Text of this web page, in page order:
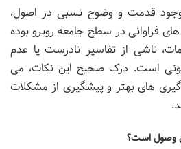
وجود قدمت و وضوح نسبی در اصول،
فراوانی در سطح جامعه روبرو بوده
ناشی از تفاسیر نادرست یا عدم
است. درک صحیح این نکات، می
های بهتر و پیشگیری از مشکلات